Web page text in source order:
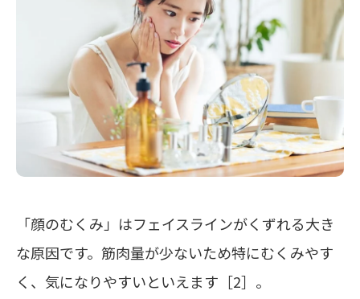
「顔のむくみ」はフェイスラインがくずれる大き
な原因です。筋肉量が少ないため特にむくみやす
く、気になりやすいといえます［2］。